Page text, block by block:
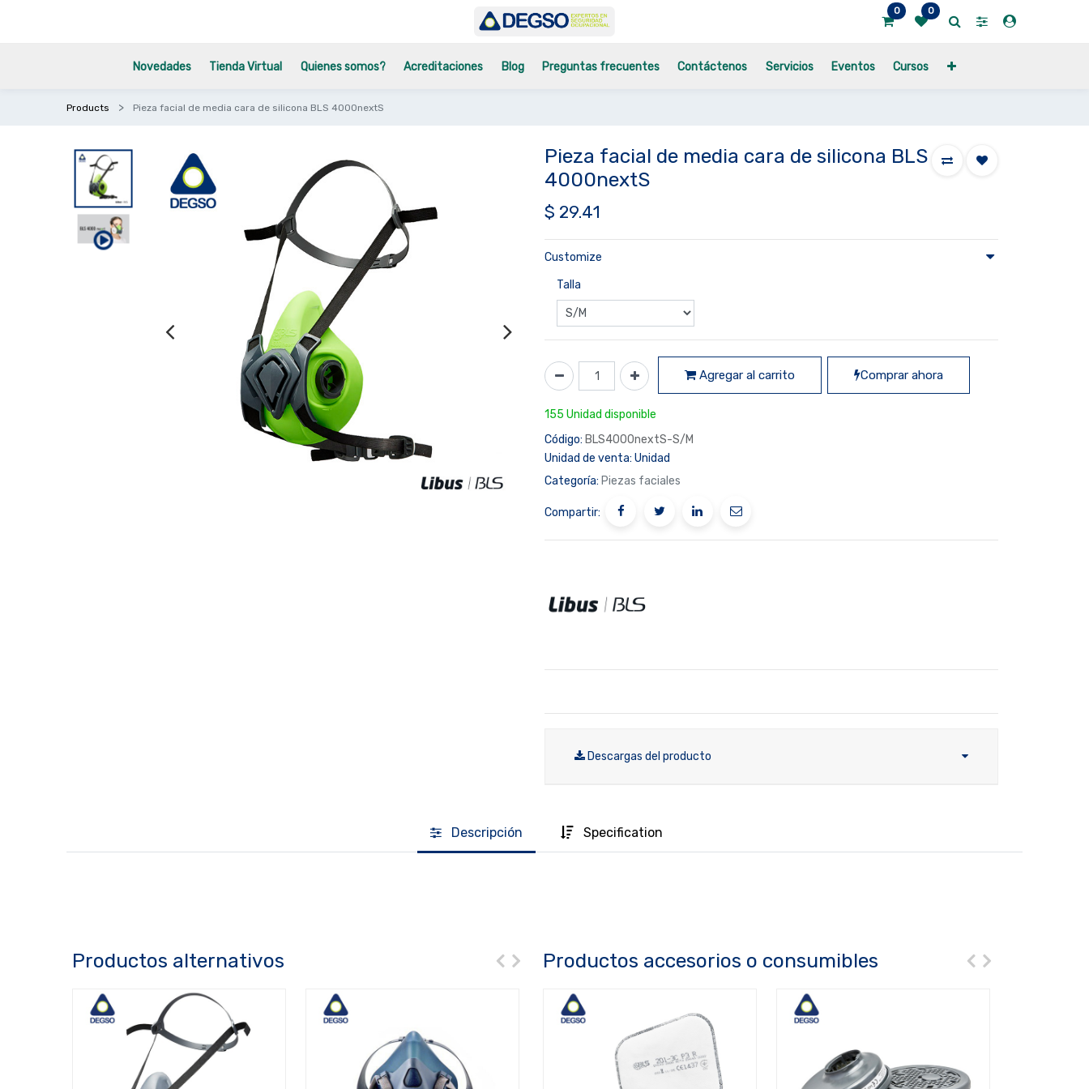
0 0
Novedades Tienda Virtual Quienes somos? Acreditaciones Blog Preguntas frecuentes Contáctenos Servicios Eventos Cursos
Products Pieza facial de media cara de silicona BLS 4000nextS
Pieza facial de media cara de silicona BLS
4000nextS
$ 29.41
Customize
Talla
Agregar al carrito Comprar ahora
155 Unidad disponible
Código: BLS4000nextS-S/M
Unidad de venta: Unidad
Categoría: Piezas faciales
Compartir:
Descargas del producto
Descripción Specification
Productos alternativos Productos accesorios o consumibles